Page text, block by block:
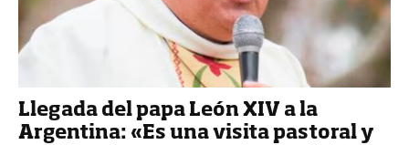
Llegada del papa León XIV a la
Argentina: «Es una visita pastoral y